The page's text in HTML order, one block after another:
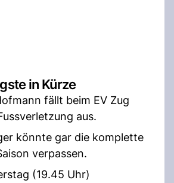
in Kürze
fällt beim EV Zug
aus.
könnte gar die komplette
verpassen.
(19.45 Uhr)